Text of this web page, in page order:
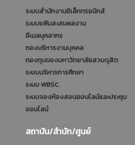
ระบบสำนักงานอิเล็กทรอนิกส์
ระบบแฟ้มสะสมผลงาน
อีเมลบุคลากร
กองบริหารงานบุคคล
กองทุนของมหาวิทยาลัยสวนดุสิต
ระบบบริหารการศึกษา
ระบบ WBSC
ระบบจองห้องสอนออนไลน์และประชุม
ออนไลน์
สถาบัน/สำนัก/ศูนย์